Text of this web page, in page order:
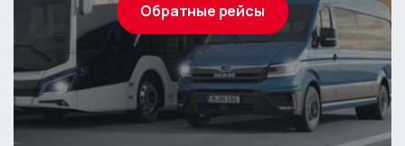
Обратные рейсы